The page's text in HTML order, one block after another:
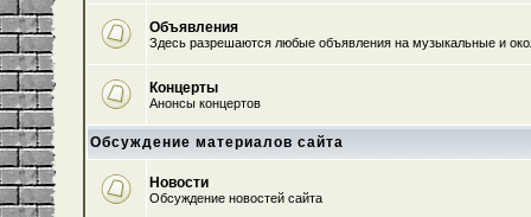
Объявления
Здесь разрешаются любые объявления на музыкальные и
Концерты
Анонсы концертов
Обсуждение материалов сайта
Новости
Обсуждение новостей сайта